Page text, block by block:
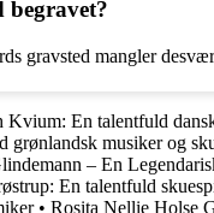
gravsted mangler
Kvium: En talentfuld
grønlandsk musiker og
– En
En talentfuld
• Rosita Nellie Holse